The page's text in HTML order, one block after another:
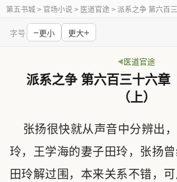
第五书城 > 官场小说 > 医道官途 > 派系之争 第六百
字号 −更小 更大+
医道官途
派系之争 第六百三十六章
（上）
张扬很快就从声音中分辨出
玲，王学海的妻子田玲，张扬
田玲解过围，本来关系不错，